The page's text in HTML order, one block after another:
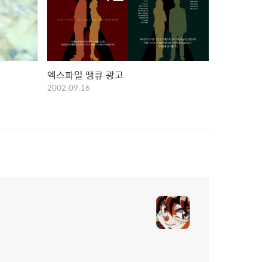
엑스파일 땡큐 광고
2002.09.16